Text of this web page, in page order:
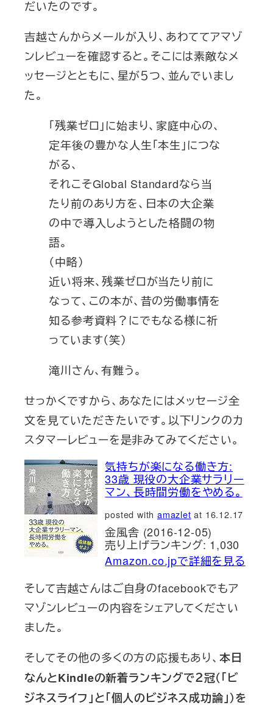
だいたのです。
吉越さんからメールが入り、あわててアマゾ
ンレビューを確認すると。そこには素敵なメ
ッセージとともに、星が５つ、並んでいまし
た。
「残業ゼロ」に始まり、家庭中心の、
定年後の豊かな人生「本生」につな
がる、
それこそGlobal Standardなら当
たり前のあり方を、日本の大企業
の中で導入しようとした格闘の物
語。
（中略）
近い将来、残業ゼロが当たり前に
なって、この本が、昔の労働事情を
知る参考資料？にでもなる様に祈
っています（笑）
滝川さん、有難う。
せっかくですから、あなたにはメッセージ全
文を見ていただきたいです。以下リンクのカ
スタマーレビューを是非みてみてください。
気持ちが楽になる働き方:
33歳 現役の大企業サラリー
マン、長時間労働をやめる。
posted with amazlet at 16.12.17
金風舎 (2016-12-05)
売り上げランキング: 1,030
Amazon.co.jpで詳細を見る
そして吉越さんはご自身のfacebookでもア
マゾンレビューの内容をシェアしてください
ました。
そしてその他の多くの方の応援もあり、 本日
なんとKindleの新着ランキングで２冠（「ビ
ジネスライフ」と「個人のビジネス成功論」）を